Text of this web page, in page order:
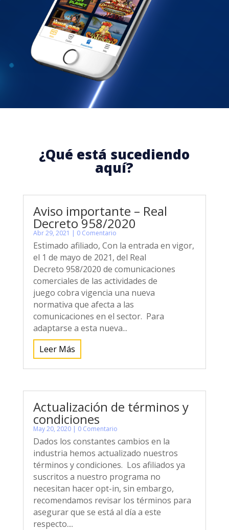
¿Qué está sucediendo
aquí?
Aviso importante – Real
Decreto 958/2020
Abr 29, 2021 | 0 Comentario
Estimado afiliado, Con la entrada en vigor,
el 1 de mayo de 2021, del Real
Decreto 958/2020 de comunicaciones
comerciales de las actividades de
juego cobra vigencia una nueva
normativa que afecta a las
comunicaciones en el sector. Para
adaptarse a esta nueva...
Leer Más
Actualización de términos y
condiciones
May 20, 2020| 0 Comentario
Dados los constantes cambios en la
industria hemos actualizado nuestros
términos y condiciones. Los afiliados ya
suscritos a nuestro programa no
necesitan hacer opt-in, sin embargo,
recomendamos revisar los términos para
asegurar que se está al día a este
respecto....